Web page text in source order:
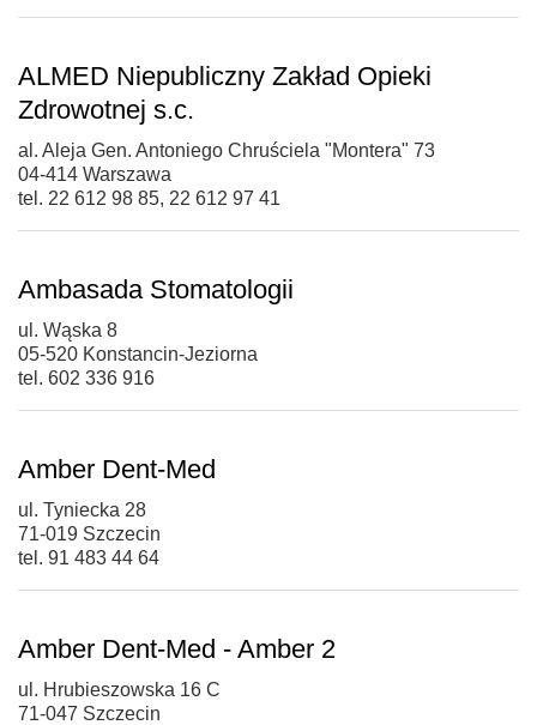
ALMED Niepubliczny Zakład Opieki
Zdrowotnej s.c.
al. Aleja Gen. Antoniego Chruściela "Montera" 73
04-414 Warszawa
tel. 22 612 98 85, 22 612 97 41
Ambasada Stomatologii
ul. Wąska 8
05-520 Konstancin-Jeziorna
tel. 602 336 916
Amber Dent-Med
ul. Tyniecka 28
71-019 Szczecin
tel. 91 483 44 64
Amber Dent-Med - Amber 2
ul. Hrubieszowska 16 C
71-047 Szczecin